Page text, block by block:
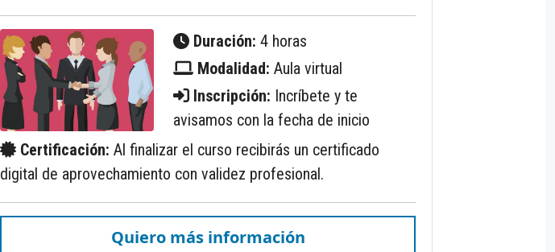
Duración: 4 horas
Modalidad: Aula virtual
Inscripción: Incríbete y te
avisamos con la fecha de inicio
Certificación: Al finalizar el curso recibirás un certificado
digital de aprovechamiento con validez profesional.
Quiero más información